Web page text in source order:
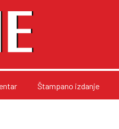
Štampano izdanje